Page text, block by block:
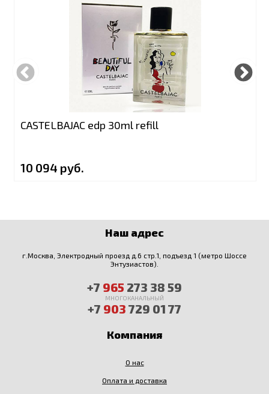
CASTELBAJAC edp 30ml refill
10 094 руб.
Наш адрес
г.Москва, Электродный проезд д.6 стр.1, подъезд 1 (метро Шоссе
Энтузиастов).
+7 965 273 38 59
МНОГОКАНАЛЬНЫЙ
+7 903 729 01 77
Компания
О нас
Оплата и доставка